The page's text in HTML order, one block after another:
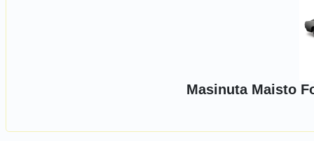
Masinuta Maisto